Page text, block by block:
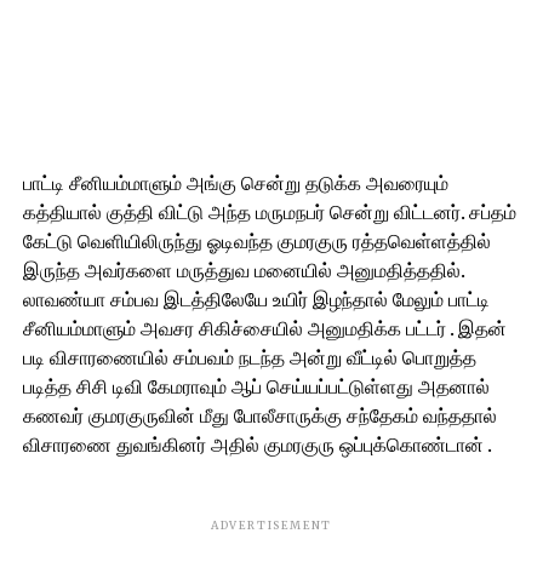
பாட்டி சீனியம்மாளும் அங்கு சென்று தடுக்க அவரையும்
கத்தியால் குத்தி விட்டு அந்த மருமநபர் சென்று விட்டனர். சப்தம்
கேட்டு வெளியிலிருந்து ஓடிவந்த குமரகுரு ரத்தவெள்ளத்தில்
இருந்த அவர்களை மருத்துவ மனையில் அனுமதித்ததில்.
லாவண்யா சம்பவ இடத்திலேயே உயிர் இழந்தால் மேலும் பாட்டி
சீனியம்மாளும் அவசர சிகிச்சையில் அனுமதிக்க பட்டர் . இதன்
படி விசாரணையில் சம்பவம் நடந்த அன்று வீட்டில் பொறுத்த
படித்த சிசி டிவி கேமராவும் ஆப் செய்யப்பட்டுள்ளது அதனால்
கணவர் குமரகுருவின் மீது போலீசாருக்கு சந்தேகம் வந்ததால்
விசாரணை துவங்கினர் அதில் குமரகுரு ஒப்புக்கொண்டான் .
ADVERTISEMENT